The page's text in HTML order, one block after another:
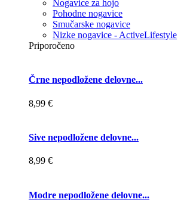
Nogavice za hojo
Pohodne nogavice
Smučarske nogavice
Nizke nogavice - ActiveLifestyle
Priporočeno
Črne nepodložene delovne...
8,99 €
Sive nepodložene delovne...
8,99 €
Modre nepodložene delovne...